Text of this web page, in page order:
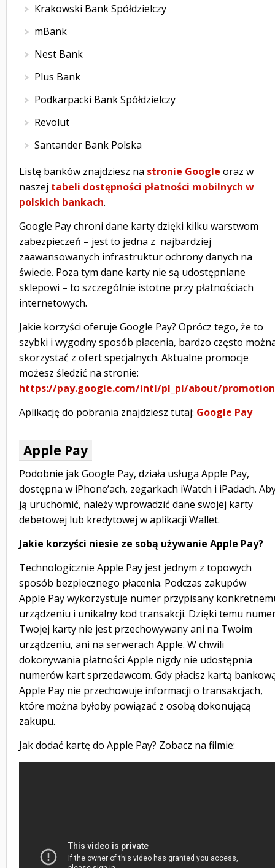
Krakowski Bank Spółdzielczy
mBank
Nest Bank
Plus Bank
Podkarpacki Bank Spółdzielczy
Revolut
Santander Bank Polska
Listę banków znajdziesz na stronie Google oraz w
naszej tabeli dostępności płatności mobilnych w
polskich bankach.
Google Pay chroni dane karty dzięki kilku warstwom
zabezpieczeń – jest to jedna z najbardziej
zaawansowanych infrastruktur ochrony danych na
świecie. Poza tym dane karty nie są udostępniane
sklepowi – to szczególnie istotne przy płatnościach
internetowych.
Jakie korzyści oferuje Google Pay? Oprócz tego, że to
szybki i wygodny sposób płacenia, bardzo często
skorzystać z ofert specjalnych. Aktualne promocje
możesz śledzić na stronie:
https://pay.google.com/intl/pl_pl/about/
Aplikację do pobrania znajdziesz tutaj: Google Pay
Apple Pay
Podobnie jak Google Pay, działa usługa Apple Pay,
dostępna w iPhone’ach, zegarkach iWatch i iPadach.
ją uruchomić, należy wprowadzić dane swojej karty
debetowej lub kredytowej w aplikacji Wallet.
Jakie korzyści niesie ze sobą używanie Apple Pay?
Technologicznie Apple Pay jest jednym z topowych
sposób bezpiecznego płacenia. Podczas zakupów
Apple Pay wykorzystuje numer przypisany
urządzeniu i unikalny kod transakcji. Dzięki temu
Twojej karty nie jest przechowywany ani na Twoim
urządzeniu, ani na serwerach Apple. W chwili
dokonywania płatności Apple nigdy nie udostępnia
numerów kart sprzedawcom. Gdy płacisz kartą
Apple Pay nie przechowuje informacji o transakcjach,
które można byłoby powiązać z osobą dokonującą
zakupu.
Jak dodać kartę do Apple Pay? Zobacz na filmie: